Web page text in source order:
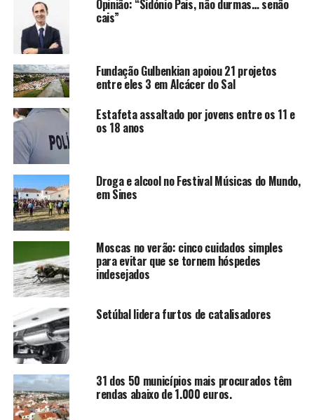
Opinião: “Sidónio Pais, não durmas… senão
cais”
Fundação Gulbenkian apoiou 21 projetos
entre eles 3 em Alcácer do Sal
Estafeta assaltado por jovens entre os 11 e
os 18 anos
Droga e alcool no Festival Músicas do Mundo,
em Sines
Moscas no verão: cinco cuidados simples
para evitar que se tornem hóspedes
indesejados
Setúbal lidera furtos de catalisadores
31 dos 50 municípios mais procurados têm
rendas abaixo de 1.000 euros.